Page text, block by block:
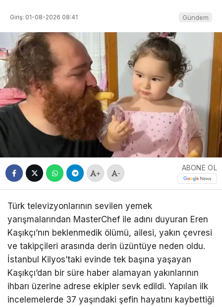
Giriş: 01-08-2026 08:41 Gündem
+ -
ABONE OL
Türk televizyonlarının sevilen yemek
yarışmalarından MasterChef ile adını duyuran Eren
Kaşıkçı’nın beklenmedik ölümü, ailesi, yakın çevresi
ve takipçileri arasında derin üzüntüye neden oldu.
İstanbul Kilyos’taki evinde tek başına yaşayan
Kaşıkçı’dan bir süre haber alamayan yakınlarının
ihbarı üzerine adrese ekipler sevk edildi. Yapılan ilk
incelemelerde 37 yaşındaki şefin hayatını kaybettiği